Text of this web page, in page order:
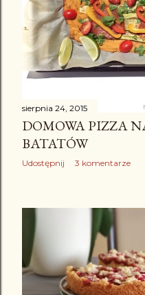
sierpnia 24, 2015
DOMOWA PIZZA
BATATÓW
Udostępnij 3 komentarze